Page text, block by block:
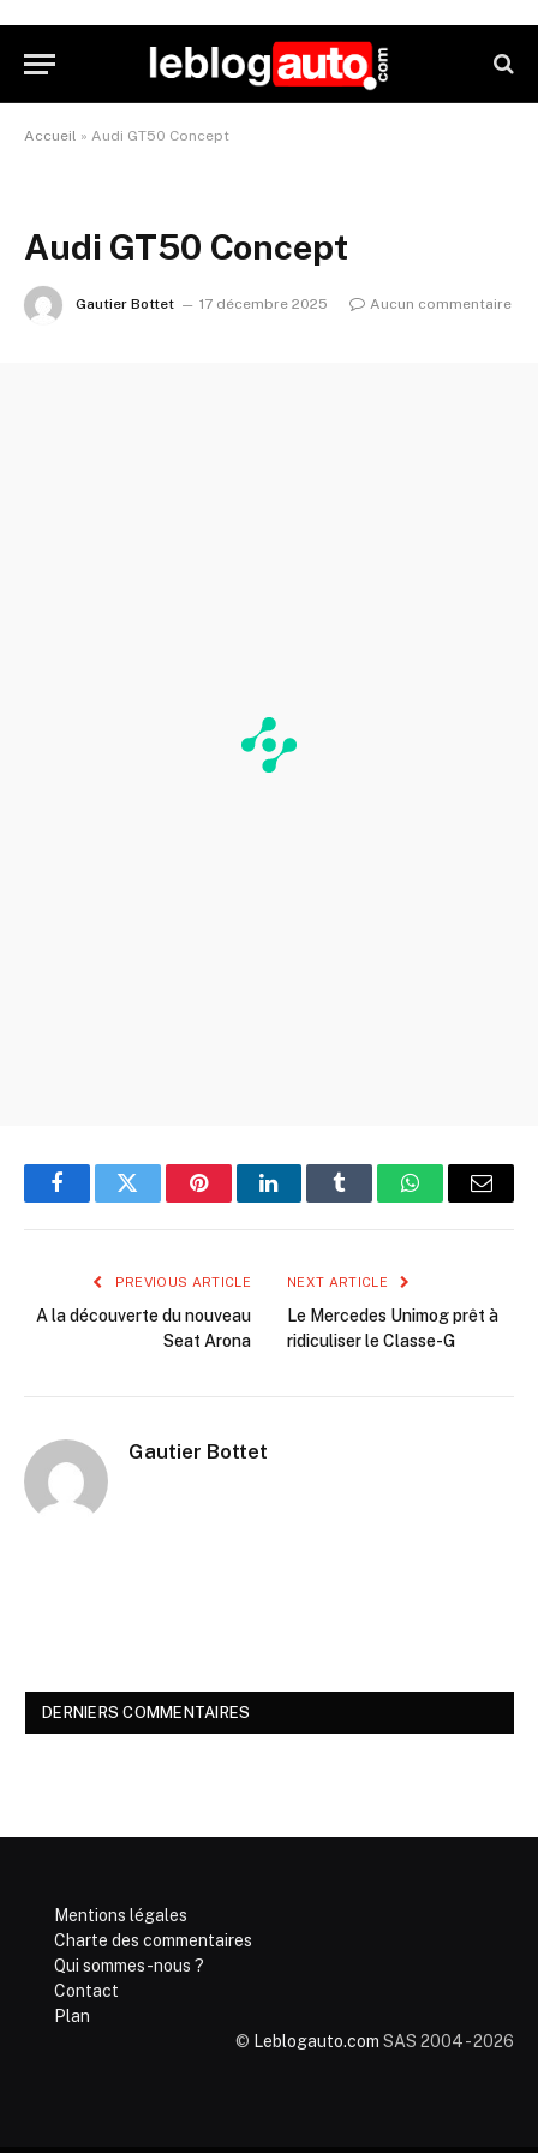
Accueil » Audi GT50 Concept
Audi GT50 Concept
Gautier Bottet 17 décembre 2025 Aucun commentaire
FacebookTwitter PinterestLinkedInTumblr WhatsAppEmail
PREVIOUS ARTICLE
A la découverte du nouveau
Seat Arona
NEXT ARTICLE
Le Mercedes Unimog prêt à
ridiculiser le Classe-G
Gautier Bottet
DERNIERS COMMENTAIRES
Mentions légales
Charte des commentaires
Qui sommes-nous ?
Contact
Plan
© Leblogauto.com SAS 2004 - 2026